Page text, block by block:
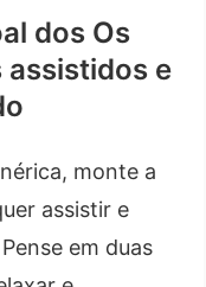
dos Os
assistidos e
monte a
assistir e
em duas